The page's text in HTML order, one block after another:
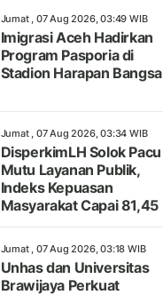
Jumat , 07 Aug 2026, 03:49 WIB
Imigrasi Aceh Hadirkan
Program Pasporia di
Stadion Harapan Bangsa
Jumat , 07 Aug 2026, 03:34 WIB
DisperkimLH Solok Pacu
Mutu Layanan Publik,
Indeks Kepuasan
Masyarakat Capai 81,45
Jumat , 07 Aug 2026, 03:18 WIB
Unhas dan Universitas
Brawijaya Perkuat